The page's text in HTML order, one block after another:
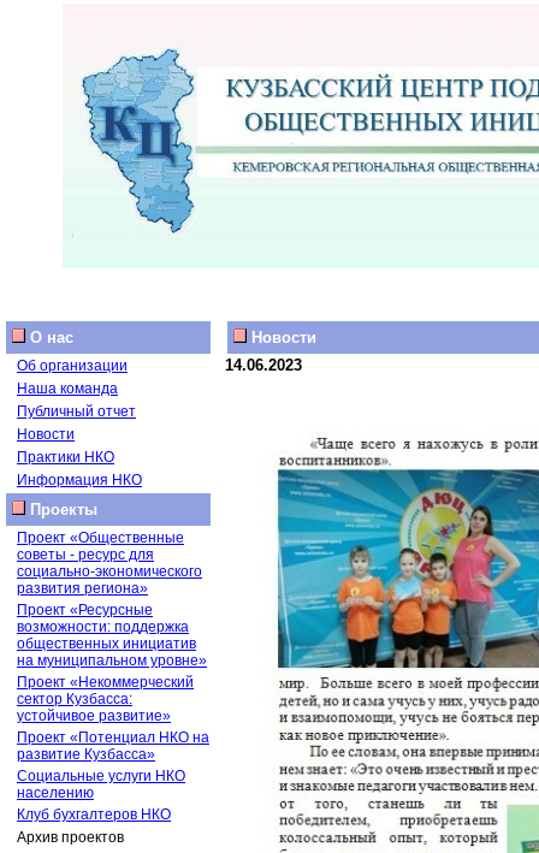
О нас
Об организации
Наша команда
Публичный отчет
Новости
Практики НКО
Информация НКО
Проекты
Проект «Общественные
советы - ресурс для
социально-экономического
развития региона»
Проект «Ресурсные
возможности: поддержка
общественных инициатив
на муниципальном уровне»
Проект «Некоммерческий
сектор Кузбасса:
устойчивое развитие»
Проект «Потенциал НКО на
развитие Кузбасса»
Социальные услуги НКО
населению
Клуб бухгалтеров НКО
Архив проектов
Новости
14.06.2023